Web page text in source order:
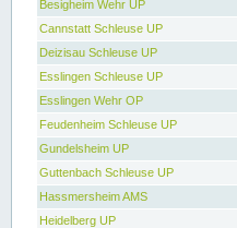
Besigheim Wehr UP
Cannstatt Schleuse UP
Deizisau Schleuse UP
Esslingen Schleuse UP
Esslingen Wehr OP
Feudenheim Schleuse UP
Gundelsheim UP
Guttenbach Schleuse UP
Hassmersheim AMS
Heidelberg UP